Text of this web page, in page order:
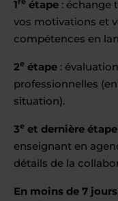
1 étape : échange
vos motivations et
compétences en
2e étape :
professionnelles
situation).
3e et dernière étape
enseignant en
détails de la
En moins de 7